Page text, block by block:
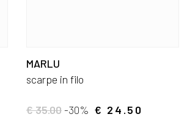
MARLU
scarpe in filo
€ 35.00-30% € 24.50